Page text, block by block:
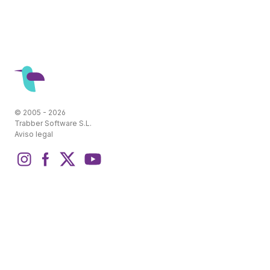
© 2005 - 2026
Trabber Software S.L.
Aviso legal